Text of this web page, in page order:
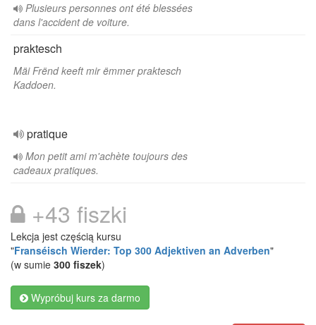
Plusieurs personnes ont été blessées
dans l'accident de voiture.
praktesch
Mäi Frënd keeft mir ëmmer praktesch
Kaddoen.
pratique
Mon petit ami m'achète toujours des
cadeaux pratiques.
+43 fiszki
Lekcja jest częścią kursu
"Franséisch Wierder: Top 300 Adjektiven an Adverben"
(w sumie 300 fiszek)
Wypróbuj kurs za darmo